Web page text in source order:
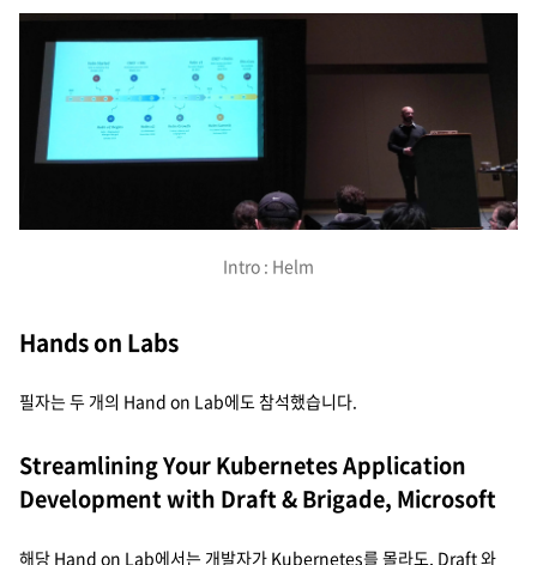
Intro : Helm
Hands on Labs
필자는 두 개의 Hand on Lab에도 참석했습니다.
Streamlining Your Kubernetes Application
Development with Draft & Brigade, Microsoft
해당 Hand on Lab에서는 개발자가 Kubernetes를 몰라도, Draft 와